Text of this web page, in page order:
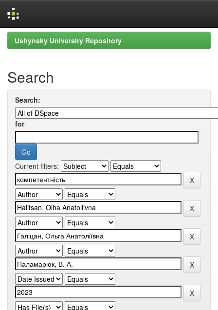
Skip
navigation
Ushynsky University Repository
Search
Search:
for
Current filters: